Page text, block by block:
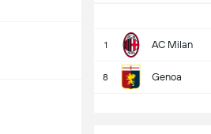
1 AC Milan
8 Genoa